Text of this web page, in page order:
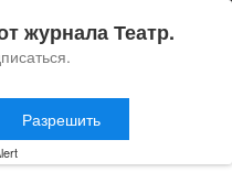
Камы
журнала Театр.
Разрешить